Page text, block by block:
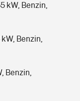
kW, Benzin,
Benzin,
Benzin,